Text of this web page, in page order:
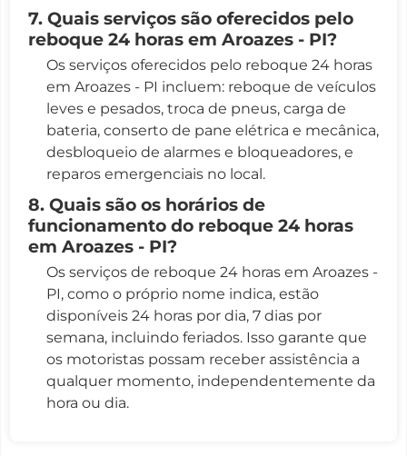
7. Quais serviços são oferecidos pelo
reboque 24 horas em Aroazes - PI?
Os serviços oferecidos pelo reboque 24 horas
em Aroazes - PI incluem: reboque de veículos
leves e pesados, troca de pneus, carga de
bateria, conserto de pane elétrica e mecânica,
desbloqueio de alarmes e bloqueadores, e
reparos emergenciais no local.
8. Quais são os horários de
funcionamento do reboque 24 horas
em Aroazes - PI?
Os serviços de reboque 24 horas em Aroazes -
PI, como o próprio nome indica, estão
disponíveis 24 horas por dia, 7 dias por
semana, incluindo feriados. Isso garante que
os motoristas possam receber assistência a
qualquer momento, independentemente da
hora ou dia.